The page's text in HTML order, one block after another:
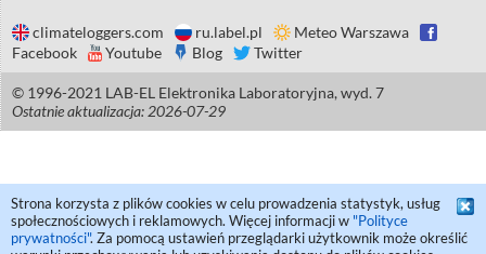
Strona korzysta z plików cookies w celu prowadzenia statystyk, usług
społecznościowych i reklamowych. Więcej informacji w "Polityce
prywatności". Za pomocą ustawień przeglądarki użytkownik może określić
climateloggers.com ru.label.pl
Meteo Warszawa
Facebook
Youtube Blog Twitter
© 1996-2021 LAB-EL Elektronika Laboratoryjna, wyd. 7
Ostatnie aktualizacja: 2026-07-29